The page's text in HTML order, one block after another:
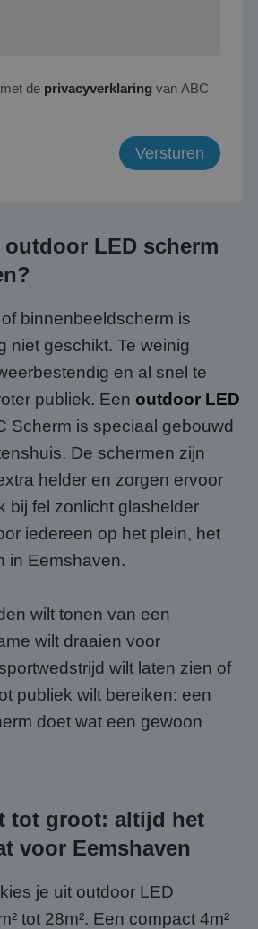
de privacyverklaring van ABC
outdoor LED scherm
binnenbeeldscherm is
niet geschikt. Te weinig
en al snel te
publiek. Een outdoor LED
Scherm is speciaal gebouwd
De schermen zijn
helder en zorgen ervoor
bij fel zonlicht glashelder
iedereen op het plein, het
in Eemshaven.
wilt tonen van een
wilt draaien voor
wilt laten zien of
publiek wilt bereiken: een
doet wat een gewoon
tot groot: altijd het
voor Eemshaven
je uit outdoor LED
tot 28m². Een compact 4m²